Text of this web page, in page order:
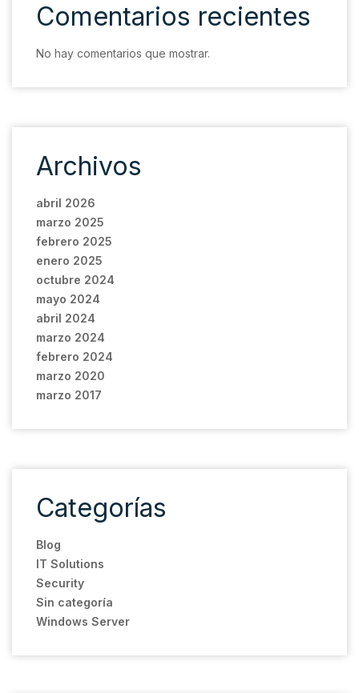
Comentarios recientes
No hay comentarios que mostrar.
Archivos
abril 2026
marzo 2025
febrero 2025
enero 2025
octubre 2024
mayo 2024
abril 2024
marzo 2024
febrero 2024
marzo 2020
marzo 2017
Categorías
Blog
IT Solutions
Security
Sin categoría
Windows Server